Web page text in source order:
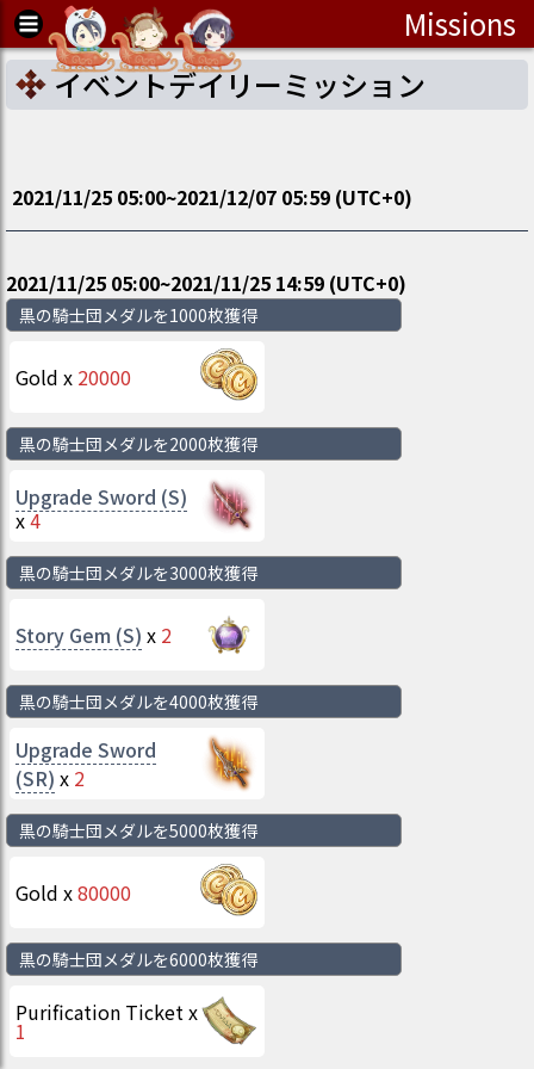
Missions
イベントデイリーミッション
2021/11/25 05:00~2021/12/07 05:59 (UTC+0)
2021/11/25 05:00~2021/11/25 14:59 (UTC+0)
黒の騎士団メダルを1000枚獲得
Gold x 20000
黒の騎士団メダルを2000枚獲得
Upgrade Sword (S)
x4
黒の騎士団メダルを3000枚獲得
Story Gem (S) x 2
黒の騎士団メダルを4000枚獲得
Upgrade Sword
(SR) x 2
黒の騎士団メダルを5000枚獲得
Gold x80000
黒の騎士団メダルを6000枚獲得
Purification Ticket x
1